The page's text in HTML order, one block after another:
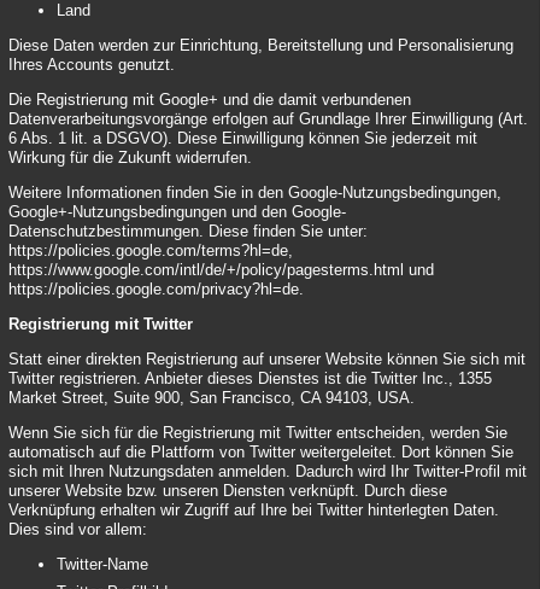
Land
Diese Daten werden zur Einrichtung, Bereitstellung und Personalisierung
Ihres Accounts genutzt.
Die Registrierung mit Google+ und die damit verbundenen
Datenverarbeitungsvorgänge erfolgen auf Grundlage Ihrer Einwilligung (Art.
6 Abs. 1 lit. a DSGVO). Diese Einwilligung können Sie jederzeit mit
Wirkung für die Zukunft widerrufen.
Weitere Informationen finden Sie in den Google-Nutzungsbedingungen,
Google+-Nutzungsbedingungen und den Google-
Datenschutzbestimmungen. Diese finden Sie unter:
https://policies.google.com/terms?hl=de,
https://www.google.com/intl/de/+/policy/pagesterms.html und
https://policies.google.com/privacy?hl=de.
Registrierung mit Twitter
Statt einer direkten Registrierung auf unserer Website können Sie sich mit
Twitter registrieren. Anbieter dieses Dienstes ist die Twitter Inc., 1355
Market Street, Suite 900, San Francisco, CA 94103, USA.
Wenn Sie sich für die Registrierung mit Twitter entscheiden, werden Sie
automatisch auf die Plattform von Twitter weitergeleitet. Dort können Sie
sich mit Ihren Nutzungsdaten anmelden. Dadurch wird Ihr Twitter-Profil mit
unserer Website bzw. unseren Diensten verknüpft. Durch diese
Verknüpfung erhalten wir Zugriff auf Ihre bei Twitter hinterlegten Daten.
Dies sind vor allem:
Twitter-Name